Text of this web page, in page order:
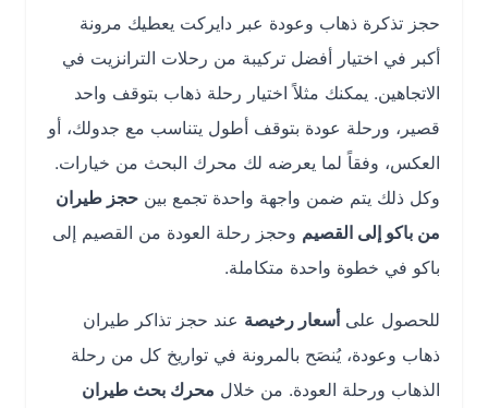
حجز تذكرة ذهاب وعودة عبر دايركت يعطيك مرونة
أكبر في اختيار أفضل تركيبة من رحلات الترانزيت في
الاتجاهين. يمكنك مثلاً اختيار رحلة ذهاب بتوقف واحد
قصير، ورحلة عودة بتوقف أطول يتناسب مع جدولك، أو
العكس، وفقاً لما يعرضه لك محرك البحث من خيارات.
وكل ذلك يتم ضمن واجهة واحدة تجمع بينحجز طيران
من باكو إلى القصيموحجز رحلة العودة من القصيم إلى
باكو في خطوة واحدة متكاملة.
للحصول علىأسعار رخيصة عند حجز تذاكر طيران
ذهاب وعودة، يُنصَح بالمرونة في تواريخ كل من رحلة
الذهاب ورحلة العودة. من خلال محرك بحث طيران